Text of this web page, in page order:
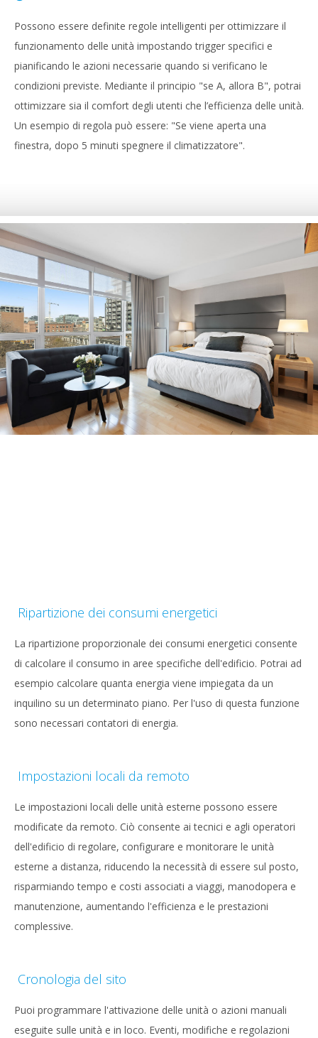
Possono essere definite regole intelligenti per ottimizzare il
funzionamento delle unità impostando trigger specifici e
pianificando le azioni necessarie quando si verificano le
condizioni previste. Mediante il principio "se A, allora B", potrai
ottimizzare sia il comfort degli utenti che l’efficienza delle unità.
Un esempio di regola può essere: "Se viene aperta una
finestra, dopo 5 minuti spegnere il climatizzatore".
Ripartizione dei consumi energetici
La ripartizione proporzionale dei consumi energetici consente
di calcolare il consumo in aree specifiche dell'edificio. Potrai ad
esempio calcolare quanta energia viene impiegata da un
inquilino su un determinato piano. Per l'uso di questa funzione
sono necessari contatori di energia.
Impostazioni locali da remoto
Le impostazioni locali delle unità esterne possono essere
modificate da remoto. Ciò consente ai tecnici e agli operatori
dell'edificio di regolare, configurare e monitorare le unità
esterne a distanza, riducendo la necessità di essere sul posto,
risparmiando tempo e costi associati a viaggi, manodopera e
manutenzione, aumentando l'efficienza e le prestazioni
complessive.
Cronologia del sito
Puoi programmare l'attivazione delle unità o azioni manuali
eseguite sulle unità e in loco. Eventi, modifiche e regolazioni